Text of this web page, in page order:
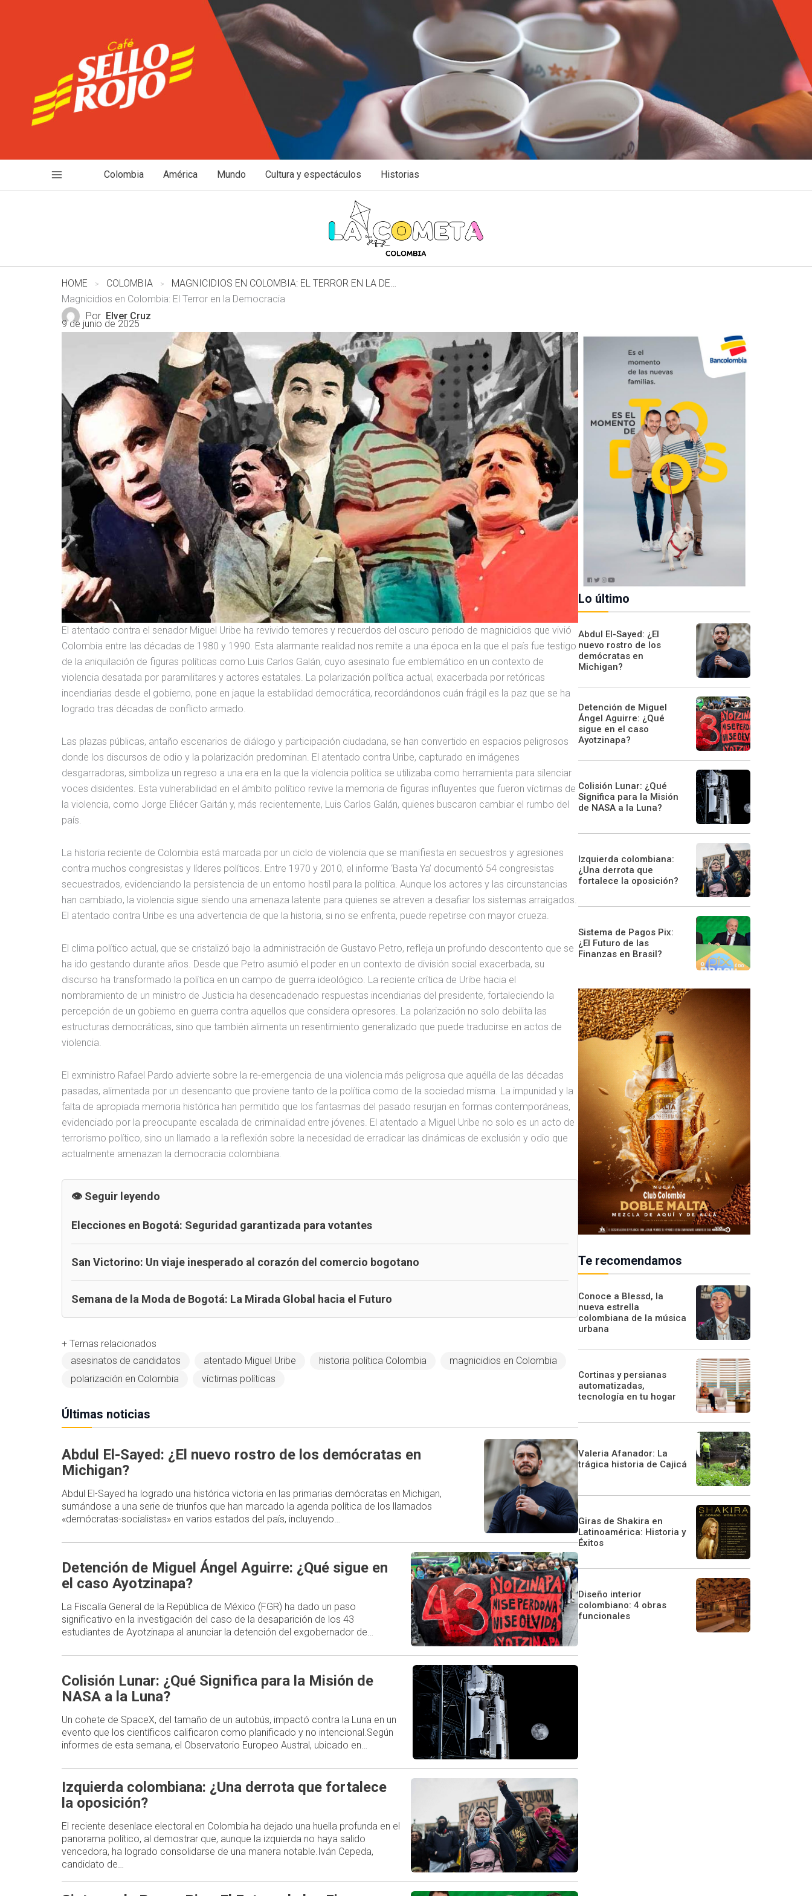
Colombia América Mundo Cultura y espectáculos Historias
HOME COLOMBIA
MAGNICIDIOS EN COLOMBIA: EL TERROR EN LA DEMOCRACIA
Magnicidios en Colombia: El Terror en la Democracia
Por Elver Cruz
9 de junio de 2025
El atentado contra el senador Miguel Uribe ha revivido temores y recuerdos del oscuro periodo de magnicidios que vivió
Colombia entre las décadas de 1980 y 1990. Esta alarmante realidad nos remite a una época en la que el país fue testigo
de la aniquilación de figuras políticas como Luis Carlos Galán, cuyo asesinato fue emblemático en un contexto de
violencia desatada por paramilitares y actores estatales. La polarización política actual, exacerbada por retóricas
incendiarias desde el gobierno, pone en jaque la estabilidad democrática, recordándonos cuán frágil es la paz que se ha
logrado tras décadas de conflicto armado.
Las plazas públicas, antaño escenarios de diálogo y participación ciudadana, se han convertido en espacios peligrosos
donde los discursos de odio y la polarización predominan. El atentado contra Uribe, capturado en imágenes
desgarradoras, simboliza un regreso a una era en la que la violencia política se utilizaba como herramienta para silenciar
voces disidentes. Esta vulnerabilidad en el ámbito político revive la memoria de figuras influyentes que fueron víctimas de
la violencia, como Jorge Eliécer Gaitán y, más recientemente, Luis Carlos Galán, quienes buscaron cambiar el rumbo del
país.
La historia reciente de Colombia está marcada por un ciclo de violencia que se manifiesta en secuestros y agresiones
contra muchos congresistas y líderes políticos. Entre 1970 y 2010, el informe ‘Basta Ya’ documentó 54 congresistas
secuestrados, evidenciando la persistencia de un entorno hostil para la política. Aunque los actores y las circunstancias
han cambiado, la violencia sigue siendo una amenaza latente para quienes se atreven a desafiar los sistemas arraigados.
El atentado contra Uribe es una advertencia de que la historia, si no se enfrenta, puede repetirse con mayor crueza.
El clima político actual, que se cristalizó bajo la administración de Gustavo Petro, refleja un profundo descontento que se
ha ido gestando durante años. Desde que Petro asumió el poder en un contexto de división social exacerbada, su
discurso ha transformado la política en un campo de guerra ideológico. La reciente crítica de Uribe hacia el
nombramiento de un ministro de Justicia ha desencadenado respuestas incendiarias del presidente, fortaleciendo la
percepción de un gobierno en guerra contra aquellos que considera opresores. La polarización no solo debilita las
estructuras democráticas, sino que también alimenta un resentimiento generalizado que puede traducirse en actos de
violencia.
El exministro Rafael Pardo advierte sobre la re-emergencia de una violencia más peligrosa que aquélla de las décadas
pasadas, alimentada por un desencanto que proviene tanto de la política como de la sociedad misma. La impunidad y la
falta de apropiada memoria histórica han permitido que los fantasmas del pasado resurjan en formas contemporáneas,
evidenciado por la preocupante escalada de criminalidad entre jóvenes. El atentado a Miguel Uribe no solo es un acto de
terrorismo político, sino un llamado a la reflexión sobre la necesidad de erradicar las dinámicas de exclusión y odio que
actualmente amenazan la democracia colombiana.
Seguir leyendo
Elecciones en Bogotá: Seguridad garantizada para votantes
San Victorino: Un viaje inesperado al corazón del comercio bogotano
Semana de la Moda de Bogotá: La Mirada Global hacia el Futuro
+ Temas relacionados
asesinatos de candidatos
atentado Miguel Uribe historia política Colombia
magnicidios en Colombia
polarización en Colombia
víctimas políticas
Últimas noticias
Abdul El-Sayed: ¿El nuevo rostro de los demócratas en
Michigan?
Abdul El-Sayed ha logrado una histórica victoria en las primarias demócratas en Michigan,
sumándose a una serie de triunfos que han marcado la agenda política de los llamados
«demócratas-socialistas» en varios estados del país, incluyendo…
Detención de Miguel Ángel Aguirre: ¿Qué sigue en
el caso Ayotzinapa?
La Fiscalía General de la República de México (FGR) ha dado un paso
significativo en la investigación del caso de la desaparición de los 43
estudiantes de Ayotzinapa al anunciar la detención del exgobernador de…
Colisión Lunar: ¿Qué Significa para la Misión de
NASA a la Luna?
Un cohete de SpaceX, del tamaño de un autobús, impactó contra la Luna en un
evento que los científicos calificaron como planificado y no intencional.Según
informes de esta semana, el Observatorio Europeo Austral, ubicado en…
Izquierda colombiana: ¿Una derrota que fortalece
la oposición?
El reciente desenlace electoral en Colombia ha dejado una huella profunda en el
panorama político, al demostrar que, aunque la izquierda no haya salido
vencedora, ha logrado consolidarse de una manera notable.Iván Cepeda,
candidato de…
Lo último
Abdul El-Sayed: ¿El
nuevo rostro de los
demócratas en
Michigan?
Detención de Miguel
Ángel Aguirre: ¿Qué
sigue en el caso
Ayotzinapa?
Colisión Lunar: ¿Qué
Significa para la Misión
de NASA a la Luna?
Izquierda colombiana:
¿Una derrota que
fortalece la oposición?
Sistema de Pagos Pix:
¿El Futuro de las
Finanzas en Brasil?
Te recomendamos
Conoce a Blessd, la
nueva estrella
colombiana de la música
urbana
Cortinas y persianas
automatizadas,
tecnología en tu hogar
Valeria Afanador: La
trágica historia de Cajicá
Giras de Shakira en
Latinoamérica: Historia y
Éxitos
Diseño interior
colombiano: 4 obras
funcionales